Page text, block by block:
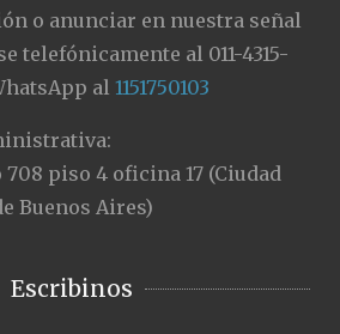
o anunciar en nuestra señal
telefónicamente al 011-4315-
al1151750103
piso 4 oficina 17 (Ciudad
Buenos Aires)
Escribinos